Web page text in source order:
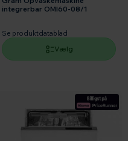
integrerbar OMI60-08/1
Se produktdatablad
Vælg